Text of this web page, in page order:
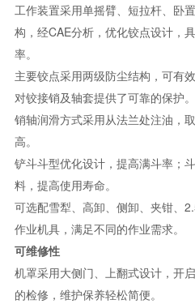
工作装置采用单摇臂、短拉杆、卧
构，经CAE分析，优化铰点设计，
率。
主要铰点采用两级防尘结构，可有
对铰接销及轴套提供了可靠的保护。
销轴润滑方式采用从法兰处注油，
高。
铲斗斗型优化设计，提高满斗率；
料，提高使用寿命。
可选配雪犁、高卸、侧卸、夹钳、
作业机具，满足不同的作业需求。
可维修性
机罩采用大侧门、上翻式设计，开
的检修，维护保养轻松简便。